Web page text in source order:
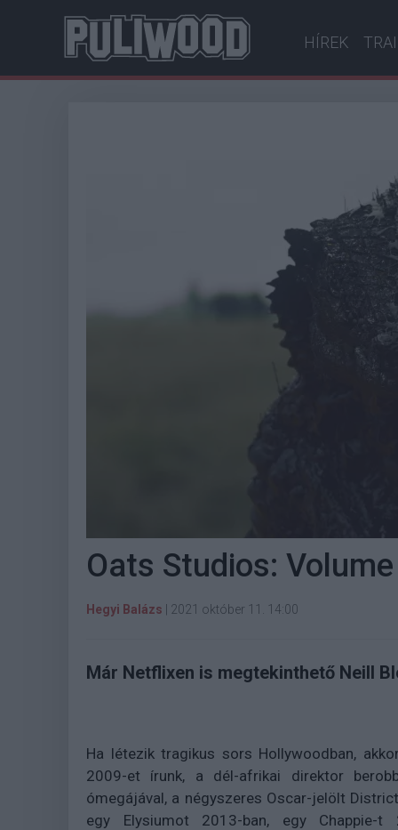
HÍREK
Oats Studios:
Hegyi Balázs 2021 október 11. 14:00
Már Netflixen is megtekinthető Neill
Ha létezik tragikus sors Hollywoodban,
2009-et írunk, a dél-afrikai direktor
ómegájával, a négyszeres Oscar-jelölt
egy Elysiumot 2013-ban, egy Chappie-